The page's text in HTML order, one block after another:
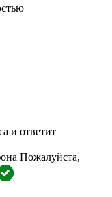
и ответит
Пожалуйста,